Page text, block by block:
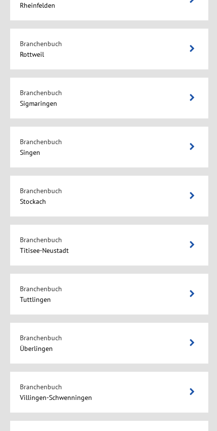
Rheinfelden
Branchenbuch
Rottweil
Branchenbuch
Sigmaringen
Branchenbuch
Singen
Branchenbuch
Stockach
Branchenbuch
Titisee-Neustadt
Branchenbuch
Tuttlingen
Branchenbuch
Überlingen
Branchenbuch
Villingen-Schwenningen